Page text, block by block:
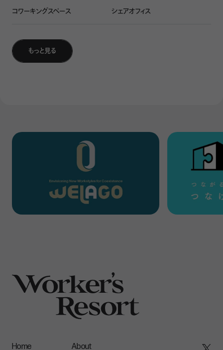
サーキュラーエコノミーの視点を取り入れたオフィスづくりの
ポイント
環境負荷の少ない素材を選ぶ
オフィス内で使用される家具や設備などは、できる限り再利
用可能な素材からつくられたものを選ぶようにする。たとえ
ば、リサイクルプラスチックや再生木材を使用した家具、再利
用可能なLED照明器具など。
いようにモジュラー化して設計する。これにより、建物や内装
が長期にわたって使用される場合でも、修理や改修を容易
に行うことができ、資源の無駄を軽減できる。また、床材、天
井材、壁材などを同じ素材で統一することで、補修やリサイ
コワーキングスペース シェアオフィス
もっと見る
Home About